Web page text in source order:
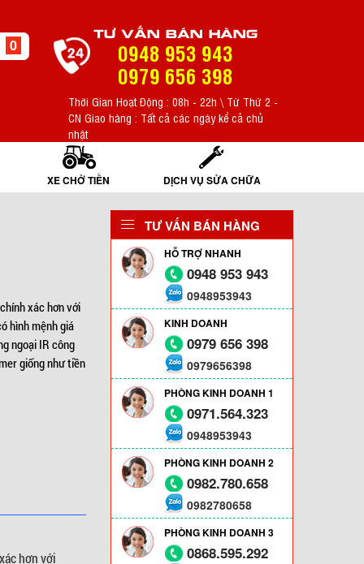
0
TƯ VẤN BÁN HÀNG
0948 953 943
0979 656 398
Thời Gian Hoạt Động : 08h - 22h \ Từ Thứ 2 -
CN Giao hàng : Tất cả các ngày kể cả chủ
nhật
XE CHỞ TIỀN DỊCH VỤ SỬA CHỮA
xác hơn với
hình mệnh giá
ngoại IR công
giống như tiền
hơn với
TƯ VẤN BÁN HÀNG
HỖ TRỢ NHANH
0948 953 943
0948953943
KINH DOANH
0979 656 398
0979656398
PHÒNG KINH DOANH 1
0971.564.323
0948953943
PHÒNG KINH DOANH 2
0982.780.658
0982780658
PHÒNG KINH DOANH 3
0868.595.292